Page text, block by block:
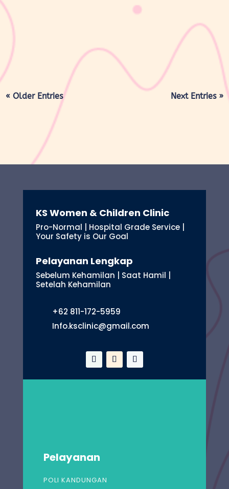
direkomendasikan dokter saat Mom & Dad melakukan medical
check-up rutin, terutama jika ada keluhan seperti mudah lelah,
« Older Entries Next Entries »
KS Women & Children Clinic
Pro-Normal | Hospital Grade Service |
Your Safety is Our Goal
Pelayanan Lengkap
Sebelum Kehamilan | Saat Hamil |
Setelah Kehamilan
+62 811-172-5959
Info.ksclinic@gmail.com
Pelayanan
POLI KANDUNGAN